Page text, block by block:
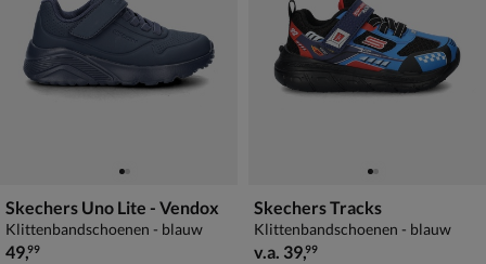
Skechers Uno Lite - Vendox
Klittenbandschoenen - blauw
€ 49,99
49,99
Skechers Tracks
Klittenbandschoenen - blauw
vanaf € 39,99
v.a. 39,99